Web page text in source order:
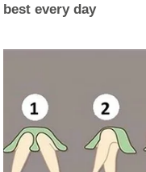
best every day